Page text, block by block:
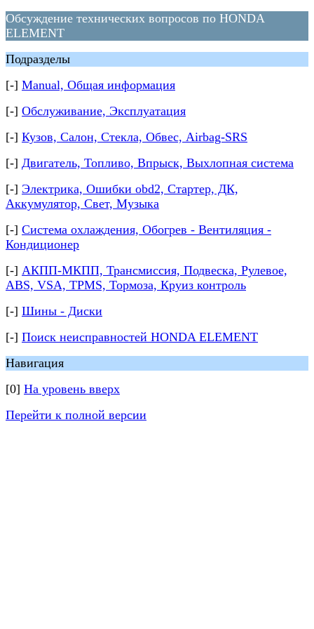
Обсуждение технических вопросов по HONDA
ELEMENT
Подразделы
[-] Manual, Общая информация
[-] Обслуживание, Эксплуатация
[-] Кузов, Салон, Стекла, Обвес, Airbag-SRS
[-] Двигатель, Топливо, Впрыск, Выхлопная система
[-] Электрика, Ошибки obd2, Стартер, ДК,
Аккумулятор, Свет, Музыка
[-] Система охлаждения, Обогрев - Вентиляция -
Кондиционер
[-] АКПП-МКПП, Трансмиссия, Подвеска, Рулевое,
ABS, VSA, TPMS, Тормоза, Круиз контроль
[-] Шины - Диски
[-] Поиск неисправностей HONDA ELEMENT
Навигация
[0] На уровень вверх
Перейти к полной версии